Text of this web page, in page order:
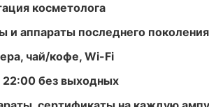
косметолога
и аппараты последнего поколения
чай/кофе, Wi-Fi
без выходных